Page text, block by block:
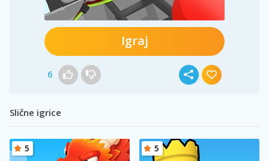
Igraj
6
Slične igrice
5 5